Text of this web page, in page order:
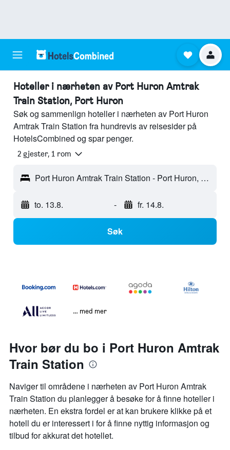
Hoteller i nærheten av Port Huron Amtrak
Train Station, Port Huron
Søk og sammenlign hoteller i nærheten av Port Huron
Amtrak Train Station fra hundrevis av reisesider på
HotelsCombined og spar penger.
2 gjester, 1 rom
Port Huron Amtrak Train Station - Port Huron, MI, USA
to. 13.8. - fr. 14.8.
Søk
… med mer
Hvor bør du bo i Port Huron Amtrak
Train Station
Naviger til områdene i nærheten av Port Huron Amtrak
Train Station du planlegger å besøke for å finne hoteller i
nærheten. En ekstra fordel er at kan brukere klikke på et
hotell du er interessert i for å finne nyttig informasjon og
tilbud for akkurat det hotellet.